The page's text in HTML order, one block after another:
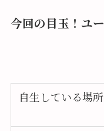
今回の目玉！ユ
自生している場所